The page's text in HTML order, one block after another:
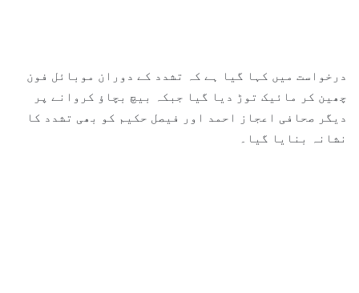
درخواست میں کہا گیا ہے کہ تشدد کے دوران موبائل فون
چھین کر مائیک توڑ دیا گیا جبکہ بیچ بچاؤ کروانے پر
دیگر صحافی اعجاز احمد اور فیصل حکیم کو بھی تشدد کا
نشانہ بنایا گیا۔